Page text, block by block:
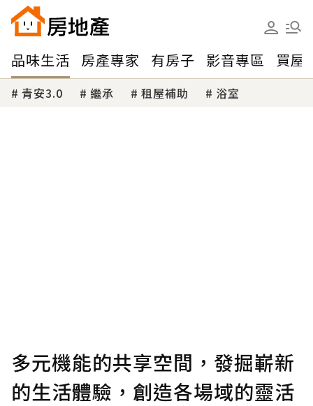
品味生活 房產專家 有房子 影音專區 買屋
青安3.0 繼承 租屋補助 浴室
多元機能的共享空間，發掘嶄新
的生活體驗，創造各場域的靈活